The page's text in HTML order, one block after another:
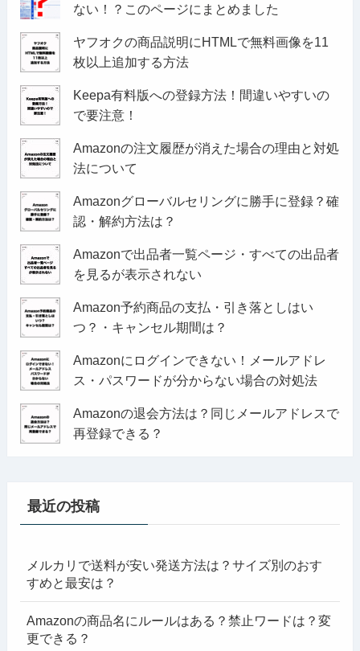
ない！？このページにまとめました
ヤフオクの商品説明にHTMLで無料画像を11
枚以上追加する方法
Keepa有料版への登録方法！間違いやすいの
で要注意！
Amazonの注文履歴が消えた場合の理由と対処
法について
Amazonグローバルセリングに勝手に登録？確
認・解約方法は？
Amazonで出品者一覧ページ・すべての出品者
を見るが表示されない
Amazon予約商品の支払・引き落としはい
つ？・キャンセル期間は？
Amazonにログインできない！メールアドレ
ス・パスワードが分からない場合の対処法
Amazonの退会方法は？同じメールアドレスで
再登録できる？
最近の投稿
メルカリで送料が安い発送方法は？サイズ別のおす
すめと最安は？
Amazonの商品名にルールはある？禁止ワードは？変
更できる？